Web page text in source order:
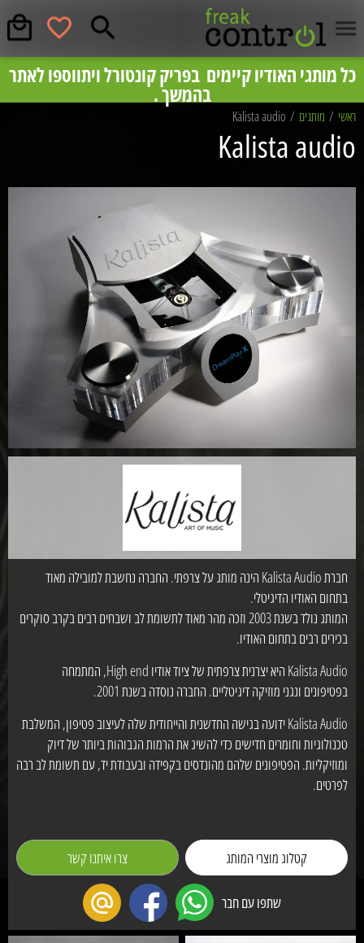
פריק קונטרול
כל מותגי האודיו קיימים בפריק קונטורל ויתווספו לאתר
בהמשך .
המחירים באתר לפי מחירון צרכן מומלצים, לקבלת
מחיר תחרותי וייעוץ ללא התחייבות מוזמנים להתקשר
08-8553535.
בס״ד
ראשי / מותגים /
Kalista audio
Kalista audio
חברת Kalista Audio הינה מותג על צרפתי. החברה נחשבת למובילה מאוד
בתחום האודיו הדיגיטלי.
המותג נולד בשנת 2003 וזכה מהר מאוד לתשומת לב ושבחים רבים בקרב סוקרים
בכירים רבים בתחום האודיו.
Kalista Audio היא יצרנית צרפתית של ציוד אודיו High end, המתמחה
בפטיפונים ונגני מוזיקה דיגיטליים. החברה נוסדה בשנת 2001.
Kalista Audio ידועה בגישה החדשנית והייחודית שלה לעיצוב פטיפון, המשלבת
טכנולוגיות וחומרים חדישים כדי להשיג את הרמות הגבוהות ביותר של דיוק
ומוזיקליות. הפטיפונים שלהם מהונדסים בקפידה ובעבודת יד, עם תשומת לב רבה
לפרטים.
קטלוג מוצרי המותג צרו איתנו קשר
שתפו עם חבר